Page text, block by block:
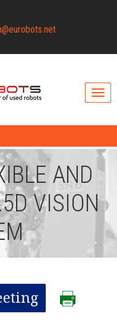
AND
VISION